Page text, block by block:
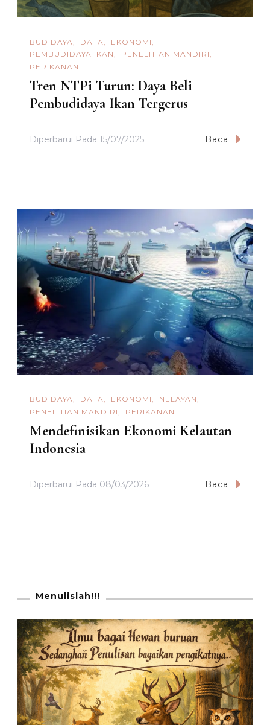
BUDIDAYA DATA
EKONOMI
PEMBUDIDAYA IKAN
PENELITIAN MANDIRI
PERIKANAN
Tren NTPi Turun: Daya Beli
Pembudidaya Ikan Tergerus
Diperbarui Pada 15/07/2025 Baca
BUDIDAYA DATA EKONOMI
NELAYAN
PENELITIAN MANDIRI
PERIKANAN
Mendefinisikan Ekonomi Kelautan
Indonesia
Diperbarui Pada 08/03/2026 Baca
Menulislah!!!